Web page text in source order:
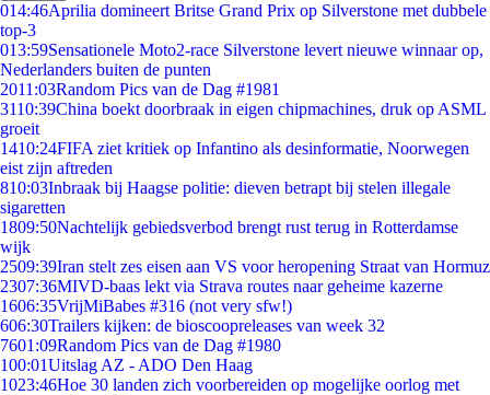
014:46Aprilia domineert Britse Grand Prix op Silverstone met dubbele
top-3
013:59Sensationele Moto2-race Silverstone levert nieuwe winnaar op,
Nederlanders buiten de punten
2011:03Random Pics van de Dag #1981
3110:39China boekt doorbraak in eigen chipmachines, druk op ASML
groeit
1410:24FIFA ziet kritiek op Infantino als desinformatie, Noorwegen
eist zijn aftreden
810:03Inbraak bij Haagse politie: dieven betrapt bij stelen illegale
sigaretten
1809:50Nachtelijk gebiedsverbod brengt rust terug in Rotterdamse
wijk
2509:39Iran stelt zes eisen aan VS voor heropening Straat van Hormuz
2307:36MIVD-baas lekt via Strava routes naar geheime kazerne
1606:35VrijMiBabes #316 (not very sfw!)
606:30Trailers kijken: de bioscoopreleases van week 32
7601:09Random Pics van de Dag #1980
100:01Uitslag AZ - ADO Den Haag
1023:46Hoe 30 landen zich voorbereiden op mogelijke oorlog met